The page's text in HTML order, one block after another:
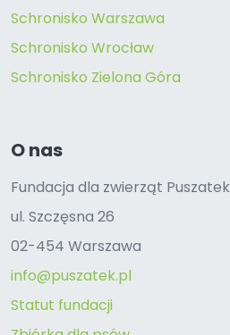
Schronisko Warszawa
Schronisko Wrocław
Schronisko Zielona Góra
O nas
Fundacja dla zwierząt Puszatek
ul. Szczęsna 26
02-454 Warszawa
info@puszatek.pl
Statut fundacji